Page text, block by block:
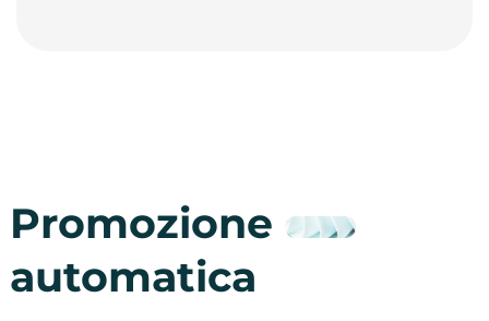
Promozione
automatica